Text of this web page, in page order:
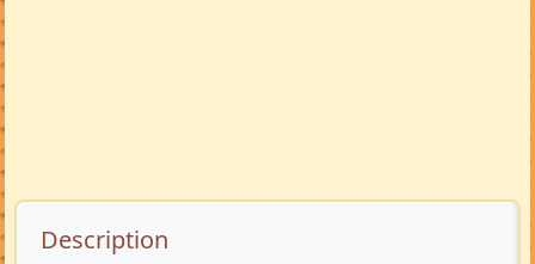
Description de l’annonce
Description